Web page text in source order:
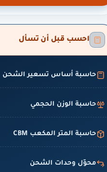
احسب قبل أن تسأل
حاسبة أساس تسعير الشحن
حاسبة الوزن الحجمي
حاسبة المتر المكعب CBM
محوّل وحدات الشحن